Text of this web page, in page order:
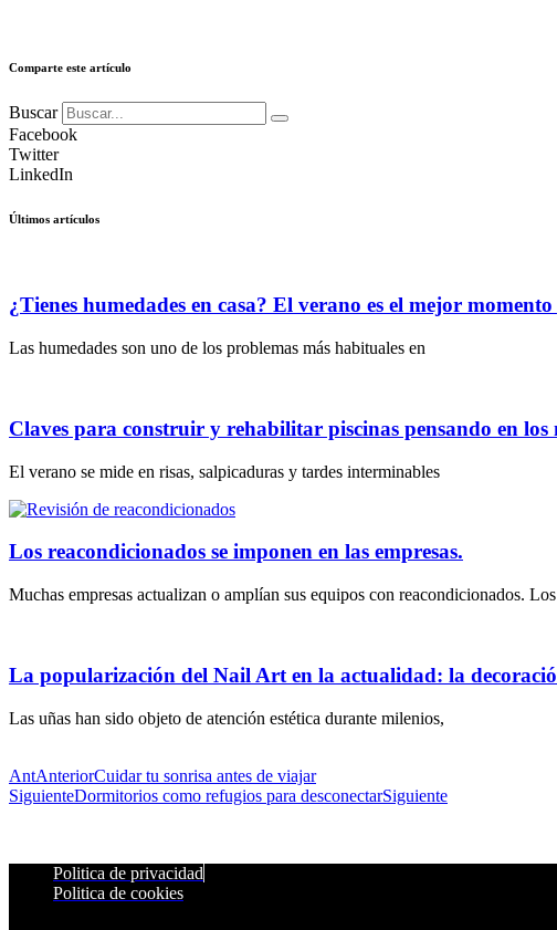
Comparte este artículo
Buscar
Facebook
Twitter
LinkedIn
Últimos artículos
¿Tienes humedades en casa? El verano es el mejor
Las humedades son uno de los problemas más habituales en
Claves para construir y rehabilitar piscinas pensando en los
El verano se mide en risas, salpicaduras y tardes interminables
Los reacondicionados se imponen en las empresas.
Muchas empresas actualizan o amplían sus equipos con reacondicionados. Los
La popularización del Nail Art en la actualidad: la
Las uñas han sido objeto de atención estética durante milenios,
AntAnteriorCuidar tu sonrisa antes de viajar
SiguienteDormitorios como refugios para desconectarSiguiente
Politica de privacidad
Politica de cookies